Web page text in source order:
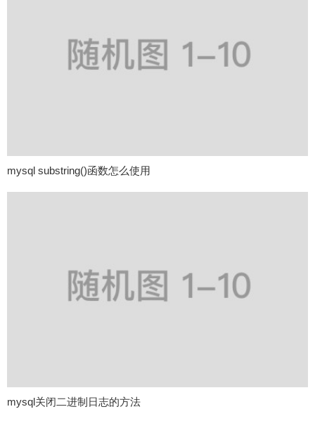
mysql substring()函数怎么使用
mysql关闭二进制日志的方法